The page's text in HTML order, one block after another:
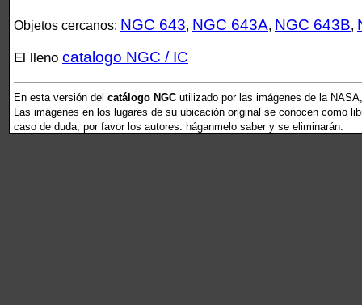
Objetos cercanos: NGC 643, NGC 643A, NGC 643B,
El lleno catalogo NGC / IC
En esta versión del catálogo NGC utilizado por las imágenes de la
Las imágenes en los lugares de su ubicación original se conocen como
caso de duda, por favor los autores: háganmelo saber y se eliminarán.